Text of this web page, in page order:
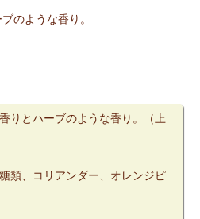
のような香り。
りとハーブのような香り。（上
類、コリアンダー、オレンジピ